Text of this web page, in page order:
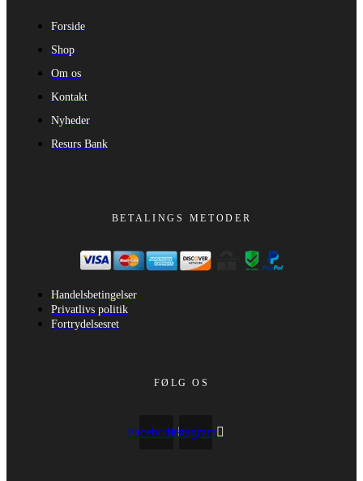
Forside
Shop
Om os
Kontakt
Nyheder
Resurs Bank
BETALINGS METODER
Handelsbetingelser
Privatlivs politik
Fortrydelsesret
FØLG OS
FacebookInstagram